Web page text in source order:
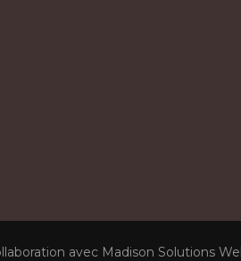
avec Madison Solutions